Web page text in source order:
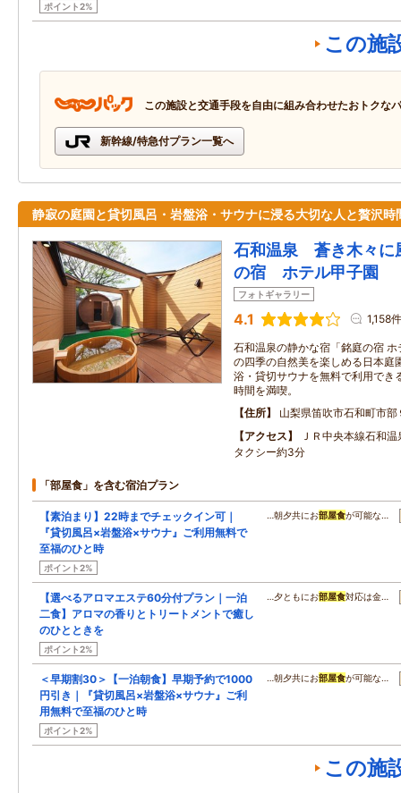
ポイント2%
この施
この施設と交通手段を自由に組み合わせたおトクな
新幹線/特急付プラン一覧へ
静寂の庭園と貸切風呂・岩盤浴・サウナに浸る大切な人と贅沢時
石和温泉 蒼き木々に
の宿 ホテル甲子園
フォトギャラリー
4.1 1,158件
石和温泉の静かな宿「銘庭の宿
の四季の自然美を楽しめる日本庭
浴・貸切サウナを無料で利用でき
時間を満喫。
住所
山梨県笛吹市石和町市部
アクセス
ＪＲ中央本線石和
タクシー約3分
「部屋食」を含む宿泊プラン
【素泊まり】22時までチェックイン可｜
『貸切風呂×岩盤浴×サウナ』ご利用無料で
至福のひと時
ポイント2%
…朝夕共にお部屋食が可能な…
【選べるアロマエステ60分付プラン｜一泊
二食】アロマの香りとトリートメントで癒し
のひとときを
ポイント2%
…夕ともにお部屋食対応は金…
＜早期割30＞【一泊朝食】早期予約で1000
円引き｜『貸切風呂×岩盤浴×サウナ』ご利
用無料で至福のひと時
ポイント2%
…朝夕共にお部屋食が可能な…
この施